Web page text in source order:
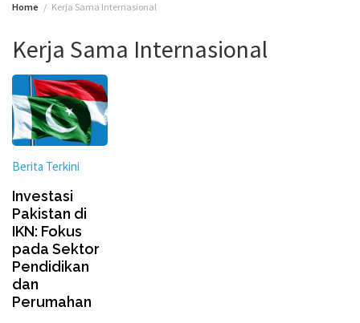
Home Kerja Sama Internasional
Kerja Sama Internasional
Berita Terkini
Investasi
Pakistan di
IKN: Fokus
pada Sektor
Pendidikan
dan
Perumahan